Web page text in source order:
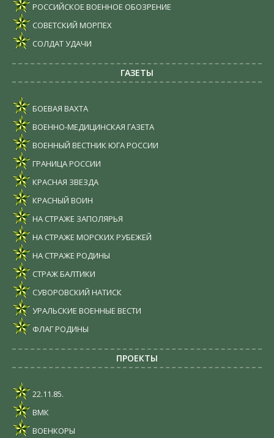
РОССИЙСКОЕ ВОЕННОЕ ОБОЗРЕНИЕ
СОВЕТСКИЙ МОРПЕХ
СОЛДАТ УДАЧИ
ГАЗЕТЫ
БОЕВАЯ ВАХТА
ВОЕННО-МЕДИЦИНСКАЯ ГАЗЕТА
ВОЕННЫЙ ВЕСТНИК ЮГА РОССИИ
ГРАНИЦА РОССИИ
КРАСНАЯ ЗВЕЗДА
КРАСНЫЙ ВОИН
НА СТРАЖЕ ЗАПОЛЯРЬЯ
НА СТРАЖЕ МОРСКИХ РУБЕЖЕЙ
НА СТРАЖЕ РОДИНЫ
СТРАЖ БАЛТИКИ
СУВОРОВСКИЙ НАТИСК
УРАЛЬСКИЕ ВОЕННЫЕ ВЕСТИ
ФЛАГ РОДИНЫ
ПРОЕКТЫ
22.11.85.
ВМК
ВОЕНКОРЫ